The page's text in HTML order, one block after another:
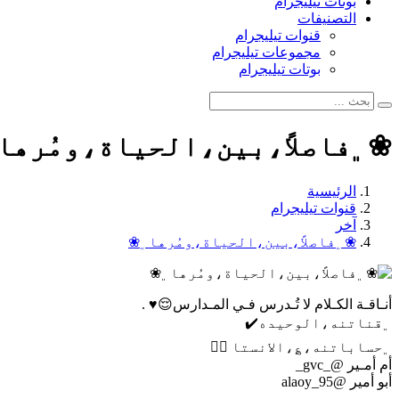
التصنيفات
قنوات تيليجرام
مجموعات تيليجرام
بوتات تيليجرام
الرئيسية
قنوات تيليجرام
آخر
❀﮼فاصلاً،بين،الحياة،ومُرها﮼❀
أنـاقـة الكـلام لا تُـدرس فـي المـدارس😌♥️ .
﮼قناتنه،الوحيده✔️
﮼حساباتنه،؏،الانستا 👇🏼
أم أمـير @_gvc_
أبو أمير @alaoy_95